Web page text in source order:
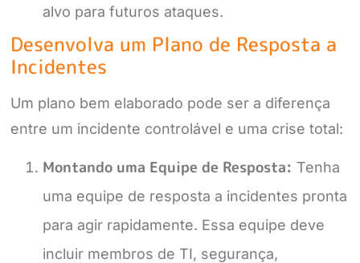
alvo para futuros ataques.
Desenvolva um Plano de Resposta a
Incidentes
Um plano bem elaborado pode ser a diferença
entre um incidente controlável e uma crise total:
Montando uma Equipe de Resposta: Tenha
uma equipe de resposta a incidentes pronta
para agir rapidamente. Essa equipe deve
incluir membros de TI, segurança,